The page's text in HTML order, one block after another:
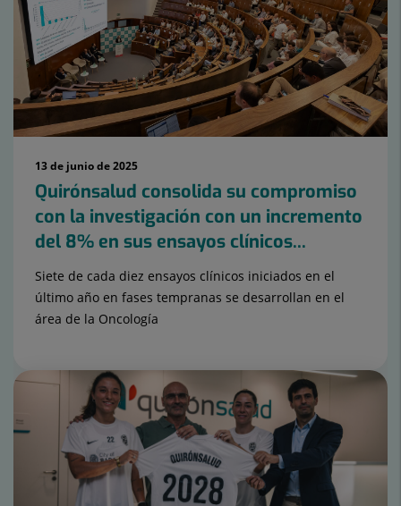
13 de junio de 2025
Quirónsalud consolida su compromiso
con la investigación con un incremento
del 8% en sus ensayos clínicos...
Siete de cada diez ensayos clínicos iniciados en el
último año en fases tempranas se desarrollan en el
área de la Oncología